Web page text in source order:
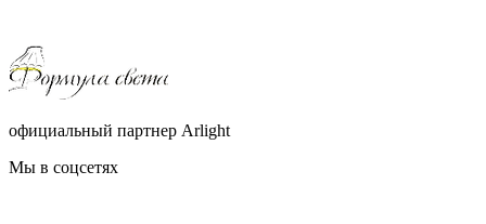
официальный партнер Arlight
Мы в соцсетях